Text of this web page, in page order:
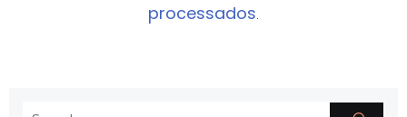
processados